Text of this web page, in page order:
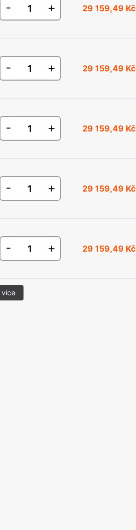
- + 29 159,49 Kč
- + 29 159,49 Kč
- + 29 159,49 Kč
- + 29 159,49 Kč
- + 29 159,49 Kč